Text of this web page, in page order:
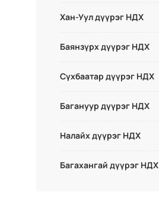
Хан-Уул дүүрэг НДХ
Баянзүрх дүүрэг НДХ
Сүхбаатар дүүрэг НДХ
Багануур дүүрэг НДХ
Налайх дүүрэг НДХ
Багахангай дүүрэг НДХ